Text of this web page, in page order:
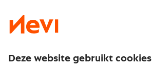
Deze website gebruikt cookies